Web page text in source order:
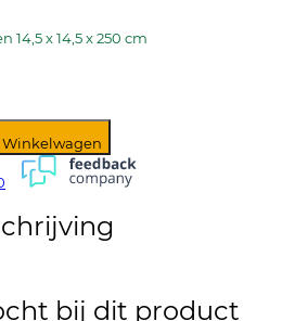
x 14,5 x 250 cm
Winkelwagen
bij dit product